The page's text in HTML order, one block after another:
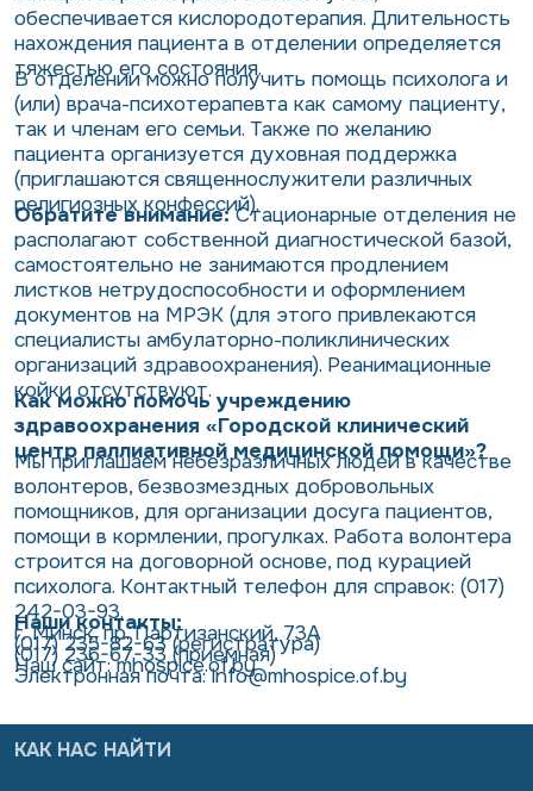
обеспечивается кислородотерапия. Длительность
нахождения пациента в отделении определяется
тяжестью его состояния.
В отделении можно получить помощь психолога и
(или) врача-психотерапевта как самому пациенту,
так и членам его семьи. Также по желанию
пациента организуется духовная поддержка
(приглашаютсясвященнослужители различных
религиозных конфессий).
Обратите внимание:Стационарные отделения не
располагают собственной диагностической базой,
самостоятельно не занимаются продлением
листков нетрудоспособности и оформлением
документов на МРЭК (для этого привлекаются
специалисты амбулаторно-поликлинических
организаций здравоохранения). Реанимационные
койки отсутствуют.
Как можно помочь учреждению
здравоохранения «Городской клинический
центр паллиативной медицинской помощи»?
Мы приглашаем небезразличных людей в качестве
волонтеров, безвозмездных добровольных
помощников, для организации досуга пациентов,
помощи в кормлении, прогулках. Работа волонтера
строится на договорной основе, под курацией
психолога. Контактный телефон для справок: (017)
242-03-93.
Наши контакты:
г. Минск, пр. Партизанский, 73А
(017) 235-82-63 (регистратура)
(017) 236-67-33 (приемная)
Наш сайт:mhospice.of.by
Электронная почта: info@mhospice.of.by
КАК НАС НАЙТИ